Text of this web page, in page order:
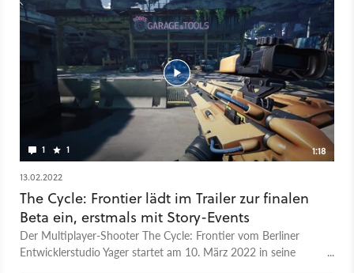
1 1
1:18
13.02.2022
The Cycle: Frontier lädt im Trailer zur finalen
Beta ein, erstmals mit Story-Events
Der Multiplayer-Shooter The Cycle: Frontier vom Berliner
Entwicklerstudio Yager startet am 10. März 2022 in seine